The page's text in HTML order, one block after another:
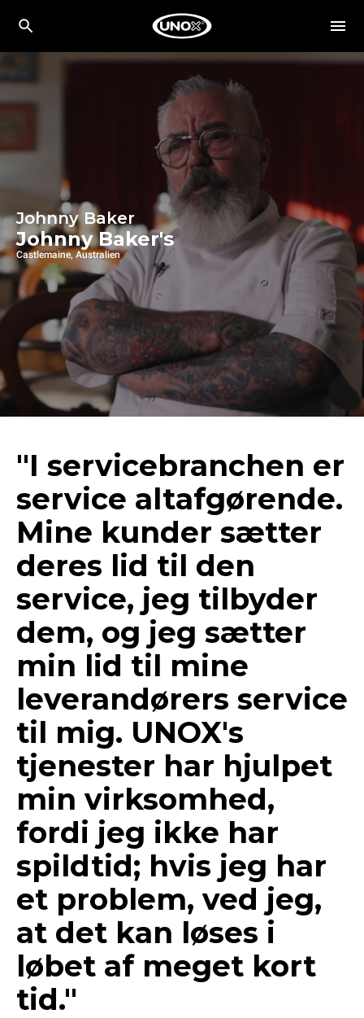
Johnny Baker
Johnny Baker's
Castlemaine, Australien
"I servicebranchen er
service altafgørende.
Mine kunder sætter
deres lid til den
service, jeg tilbyder
dem, og jeg sætter
min lid til mine
leverandørers service
til mig. UNOX's
tjenester har hjulpet
min virksomhed,
fordi jeg ikke har
spildtid; hvis jeg har
et problem, ved jeg,
at det kan løses i
løbet af meget kort
tid."